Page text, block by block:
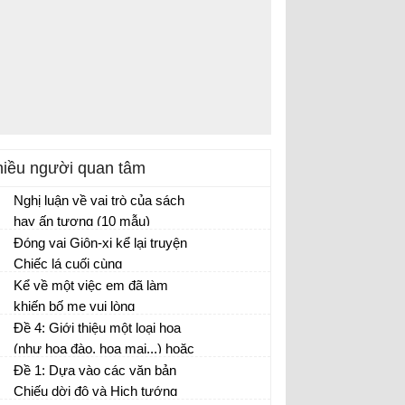
người quan tâm
Nghị luận về vai trò của sách
hay ấn tượng (10 mẫu)
Văn mẫu lớp 8
Đóng vai Giôn-xi kể lại truyện
Chiếc lá cuối cùng
Vào vai Giôn-xi kể lại câu chuyện Chiếc lá
cuối cùng
Kể về một việc em đã làm
khiến bố mẹ vui lòng
Bài viết số 2 lớp 8 đề 3
Đề 4: Giới thiệu một loại hoa
(như hoa đào, hoa mai...) hoặc
một loại cây (như cây chuối,
cây na...)
Đề 1: Dựa vào các văn bản
Chiếu dời đô và Hịch tướng